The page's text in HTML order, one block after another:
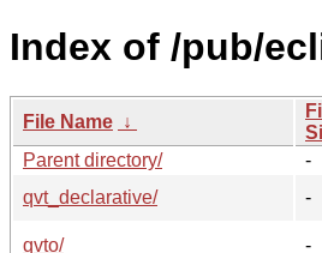
Index of /pub/
File Name ↓
Parent directory/
-
qvt_declarative/
-
qvto/
-